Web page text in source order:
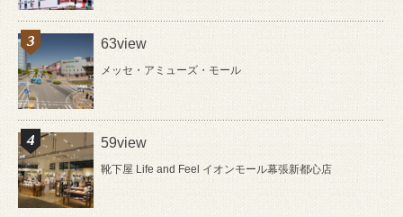
63view
メッセ・アミューズ・モール
59view
靴下屋 Life and Feel イオンモール幕張新都心店